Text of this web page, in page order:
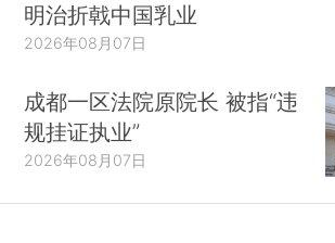
明治折戟中国乳业
2026年08月07日
成都一区法院原院长 被指“违
规挂证执业”
2026年08月07日